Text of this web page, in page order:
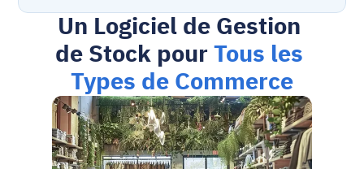
Un Logiciel de Gestion
de Stock pour Tous les
Types de Commerce